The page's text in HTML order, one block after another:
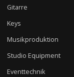
Gitarre
Keys
Musikproduktion
Studio Equipment
Eventtechnik